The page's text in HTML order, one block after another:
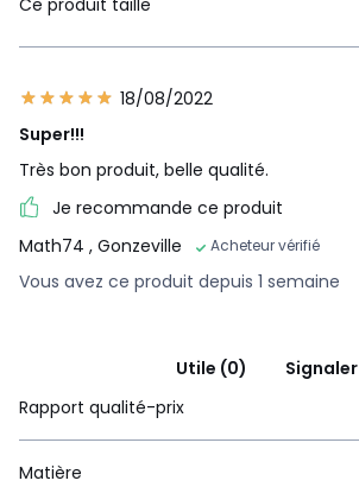
Ce produit taille
18/08/2022
Super!!!
Très bon produit, belle qualité.
Je recommande ce produit
Math74 , Gonzeville Acheteur vérifié
Vous avez ce produit depuis 1 semaine
Utile (0)
Signaler
Rapport qualité-prix
Matière